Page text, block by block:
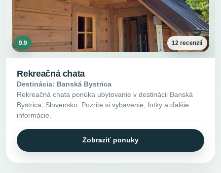
9.9 12 recenzií
Rekreačná chata
Destinácia: Banská Bystrica
Rekreačná chata ponúka ubytovanie v destinácii Banská
Bystrica, Slovensko. Pozrite si vybavenie, fotky a ďalšie
informácie.
Zobraziť ponuky